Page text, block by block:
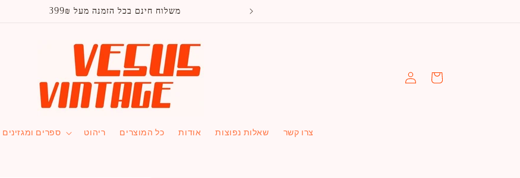
משלוח חינם בכל הזמנה מעל 399₪
ספרים ומגזינים ריהוט כל המוצרים אודות שאלות נפוצות צרו קשר
התחברות עגלה